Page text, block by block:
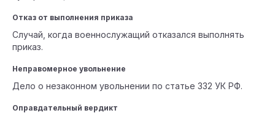
Отказ от выполнения приказа
Случай, когда военнослужащий отказался выполнять
приказ.
Неправомерное увольнение
Дело о незаконном увольнении по статье 332 УК РФ.
Оправдательный вердикт